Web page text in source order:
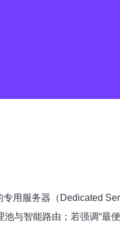
用服务器（Dedicated
与智能路由；若强调“最